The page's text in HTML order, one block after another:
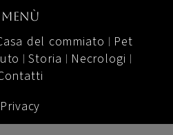
menù
del commiato | Pet
| Storia | Necrologi |
Privacy